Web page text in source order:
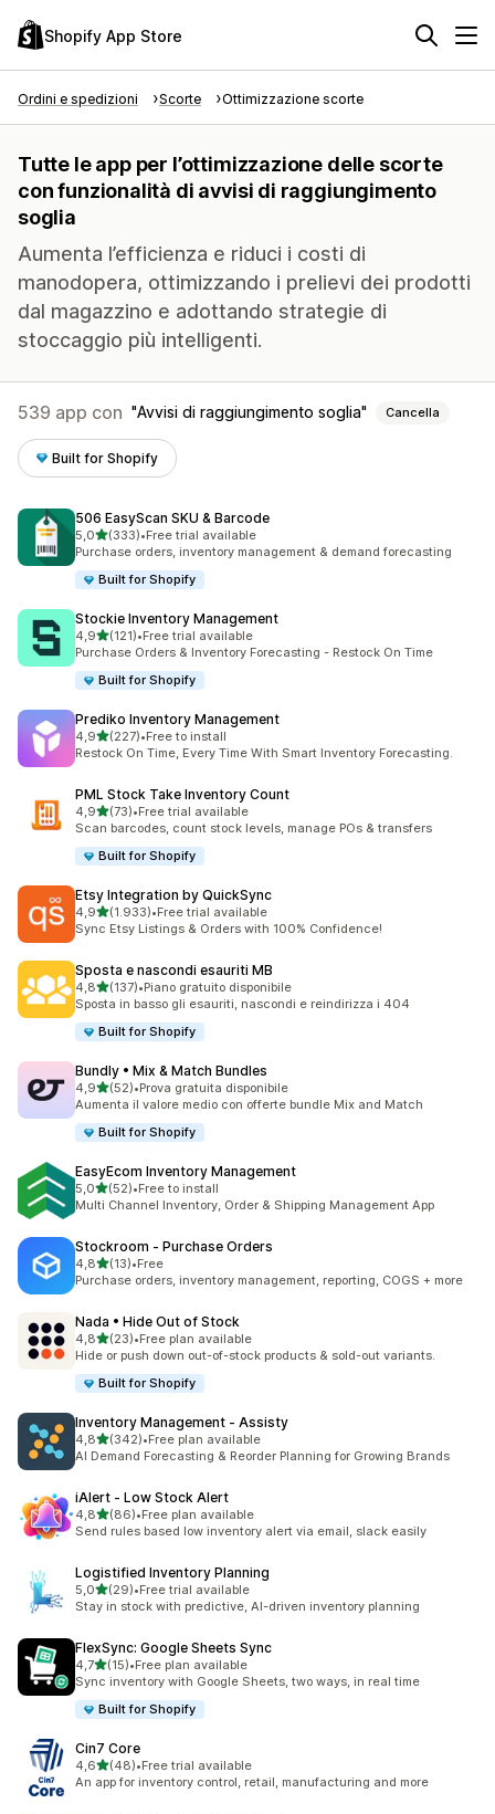
Shopify App Store
Ordini e spedizioni Scorte Ottimizzazione scorte
Tutte le app per l’ottimizzazione delle scorte
con funzionalità di avvisi di raggiungimento
soglia
Aumenta l’efficienza e riduci i costi di
manodopera, ottimizzando i prelievi dei prodotti
dal magazzino e adottando strategie di
stoccaggio più intelligenti.
539 app con Avvisi di raggiungimento soglia Cancella
Built for Shopify
506 EasyScan SKU & Barcode
5,0stelle su 5
(333)
333 recensioni totali
•Free trial available
Purchase orders, inventory management & demand forecasting
Built for Shopify
Stockie Inventory Management
4,9stelle su 5
(121)
121 recensioni totali
•Free trial available
Purchase Orders & Inventory Forecasting - Restock On Time
Built for Shopify
Prediko Inventory Management
4,9stelle su 5
(227)
227 recensioni totali
•Free to install
Restock On Time, Every Time With Smart Inventory Forecasting.
PML Stock Take Inventory Count
4,9stelle su 5
(73)
73 recensioni totali
•Free trial available
Scan barcodes, count stock levels, manage POs & transfers
Built for Shopify
Etsy Integration by QuickSync
4,9stelle su 5
(1.933)
1933 recensioni totali
•Free trial available
Sync Etsy Listings & Orders with 100% Confidence!
Sposta e nascondi esauriti MB
4,8stelle su 5
(137)
137 recensioni totali
•Piano gratuito disponibile
Sposta in basso gli esauriti, nascondi e reindirizza i 404
Built for Shopify
Bundly • Mix & Match Bundles
4,9stelle su 5
(52)
52 recensioni totali
•Prova gratuita disponibile
Aumenta il valore medio con offerte bundle Mix and Match
Built for Shopify
EasyEcom Inventory Management
5,0stelle su 5
(52)
52 recensioni totali
•Free to install
Multi Channel Inventory, Order & Shipping Management App
Stockroom ‑ Purchase Orders
4,8stelle su 5
(13)
13 recensioni totali
•Free
Purchase orders, inventory management, reporting, COGS + more
Nada • Hide Out of Stock
4,8stelle su 5
(23)
23 recensioni totali
•Free plan available
Hide or push down out-of-stock products & sold-out variants.
Built for Shopify
Inventory Management ‑ Assisty
4,8stelle su 5
(342)
342 recensioni totali
•Free plan available
AI Demand Forecasting & Reorder Planning for Growing Brands
iAlert ‑ Low Stock Alert
4,8stelle su 5
(86)
86 recensioni totali
•Free plan available
Send rules based low inventory alert via email, slack easily
Logistified Inventory Planning
5,0stelle su 5
(29)
29 recensioni totali
•Free trial available
Stay in stock with predictive, AI-driven inventory planning
FlexSync: Google Sheets Sync
4,7stelle su 5
(15)
15 recensioni totali
•Free plan available
Sync inventory with Google Sheets, two ways, in real time
Built for Shopify
Cin7 Core
4,6stelle su 5
(48)
48 recensioni totali
•Free trial available
An app for inventory control, retail, manufacturing and more